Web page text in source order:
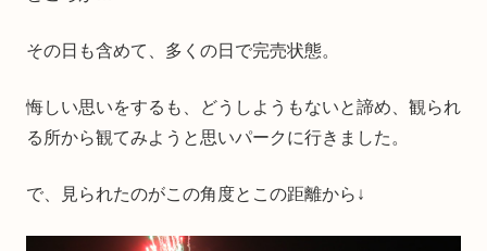
その日も含めて、多くの日で完売状態。
悔しい思いをするも、どうしようもないと諦め、観られ
る所から観てみようと思いパークに行きました。
で、見られたのがこの角度とこの距離から↓